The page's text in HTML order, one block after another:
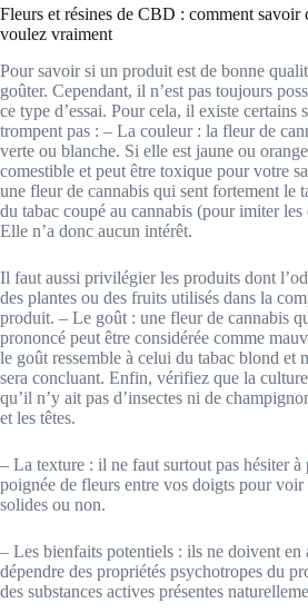
Fleurs et résines de CBD : comment savoir
voulez vraiment
Pour savoir si un produit est de bonne
goûter. Cependant, il n’est pas toujours
ce type d’essai. Pour cela, il existe certains
trompent pas : – La couleur : la fleur de
verte ou blanche. Si elle est jaune ou
comestible et peut être toxique pour votre
une fleur de cannabis qui sent fortement le
du tabac coupé au cannabis (pour imiter les
Elle n’a donc aucun intérêt.
Il faut aussi privilégier les produits dont
des plantes ou des fruits utilisés dans la
produit. – Le goût : une fleur de cannabis
prononcé peut être considérée comme
le goût ressemble à celui du tabac blond et
sera concluant. Enfin, vérifiez que la
qu’il n’y ait pas d’insectes ni de
et les têtes.
– La texture : il ne faut surtout pas hésiter à
poignée de fleurs entre vos doigts pour voir
solides ou non.
– Les bienfaits potentiels : ils ne doivent en
dépendre des propriétés psychotropes du
des substances actives présentes